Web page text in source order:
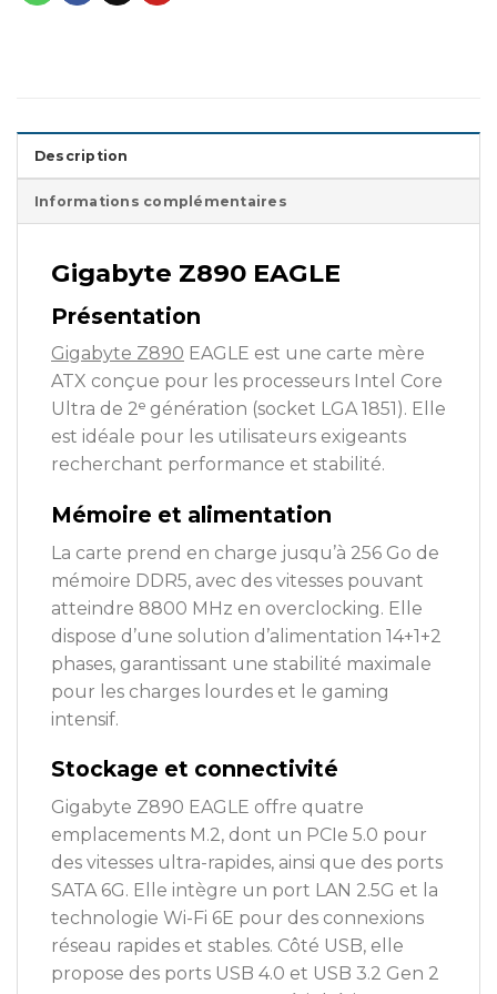
Description
Informations complémentaires
Gigabyte Z890 EAGLE
Présentation
Gigabyte Z890 EAGLE est une carte mère
ATX conçue pour les processeurs Intel Core
Ultra de 2ᵉ génération (socket LGA 1851). Elle
est idéale pour les utilisateurs exigeants
recherchant performance et stabilité.
Mémoire et alimentation
La carte prend en charge jusqu’à 256 Go de
mémoire DDR5, avec des vitesses pouvant
atteindre 8800 MHz en overclocking. Elle
dispose d’une solution d’alimentation 14+1+2
phases, garantissant une stabilité maximale
pour les charges lourdes et le gaming
intensif.
Stockage et connectivité
Gigabyte Z890 EAGLE offre quatre
emplacements M.2, dont un PCIe 5.0 pour
des vitesses ultra-rapides, ainsi que des ports
SATA 6G. Elle intègre un port LAN 2.5G et la
technologie Wi-Fi 6E pour des connexions
réseau rapides et stables. Côté USB, elle
propose des ports USB 4.0 et USB 3.2 Gen 2